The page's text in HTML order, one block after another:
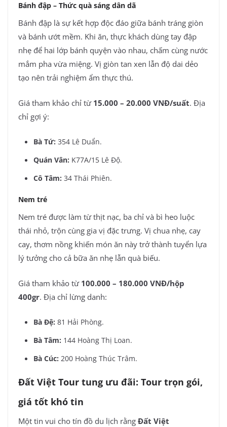
Bánh đập – Thức quà sáng dân dã
Bánh đập là sự kết hợp độc đáo giữa bánh tráng giòn
và bánh ướt mềm. Khi ăn, thực khách dùng tay đập
nhẹ để hai lớp bánh quyện vào nhau, chấm cùng nước
mắm pha vừa miệng. Vị giòn tan xen lẫn độ dai dẻo
tạo nên trải nghiệm ẩm thực thú.
Giá tham khảo chỉ từ 15.000 – 20.000 VNĐ/suất. Địa
chỉ gợi ý:
Bà Tứ: 354 Lê Duẩn.
Quán Vân: K77A/15 Lê Độ.
Cô Tâm: 34 Thái Phiên.
Nem tré
Nem tré được làm từ thịt nạc, ba chỉ và bì heo luộc
thái nhỏ, trộn cùng gia vị đặc trưng. Vị chua nhẹ, cay
cay, thơm nồng khiến món ăn này trở thành tuyển lựa
lý tưởng cho cả bữa ăn nhẹ lẫn quà biếu.
Giá tham khảo từ 100.000 – 180.000 VNĐ/hộp
400gr. Địa chỉ lừng danh:
Bà Đệ: 81 Hải Phòng.
Bà Tâm: 144 Hoàng Thị Loan.
Bà Cúc: 200 Hoàng Thúc Trâm.
Đất Việt Tour tung ưu đãi: Tour trọn gói,
giá tốt khó tin
Một tin vui cho tín đồ du lịch rằng Đất Việt